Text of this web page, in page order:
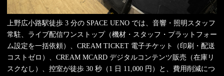
上野広小路駅徒歩 3 分の SPACE UENO では、音響・照明スタッフ
常駐、ライブ配信ワンストップ（機材・スタッフ・プラットフォー
ム設定を一括依頼）、CREAM TICKET 電子チケット（印刷・配送
コストゼロ）、CREAM MCARD デジタルコンテンツ販売（在庫リ
スクなし）、控室が徒歩 30 秒（1 日 11,000 円）と、費用削減につ